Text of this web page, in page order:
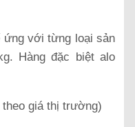
ứng với từng loại sản
Hàng đặc biệt alo
giá thị trường)